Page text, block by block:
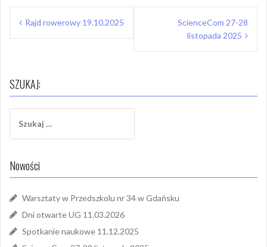
Nawigacja
wpisu
Rajd rowerowy 19.10.2025
ScienceCom 27-28
listopada 2025
SZUKAJ:
Nowości
Warsztaty w Przedszkolu nr 34 w Gdańsku
Dni otwarte UG 11.03.2026
Spotkanie naukowe 11.12.2025